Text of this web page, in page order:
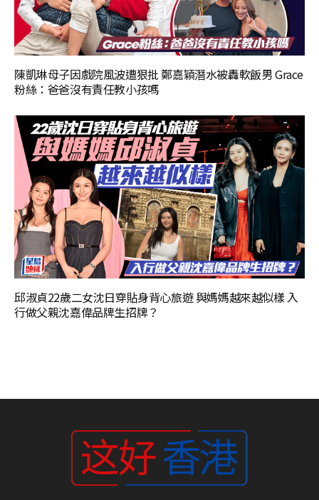
陳凱琳母子因戲院風波遭狠批 鄭嘉穎潛水被轟軟飯男 Grace
粉絲：爸爸沒有責任教小孩嗎
邱淑貞22歲二女沈日穿貼身背心旅遊 與媽媽越來越似樣 入
行做父親沈嘉偉品牌生招牌？